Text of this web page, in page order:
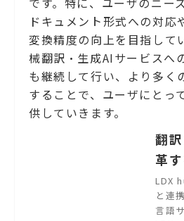
ドキュメント形式への対応
変換精度の向上を目指して
械翻訳・生成AIサービスへ
も継続して行い、より多く
することで、ユーザにとっ
供していきます。
翻
革
hub
AI
LDX
と連
言語